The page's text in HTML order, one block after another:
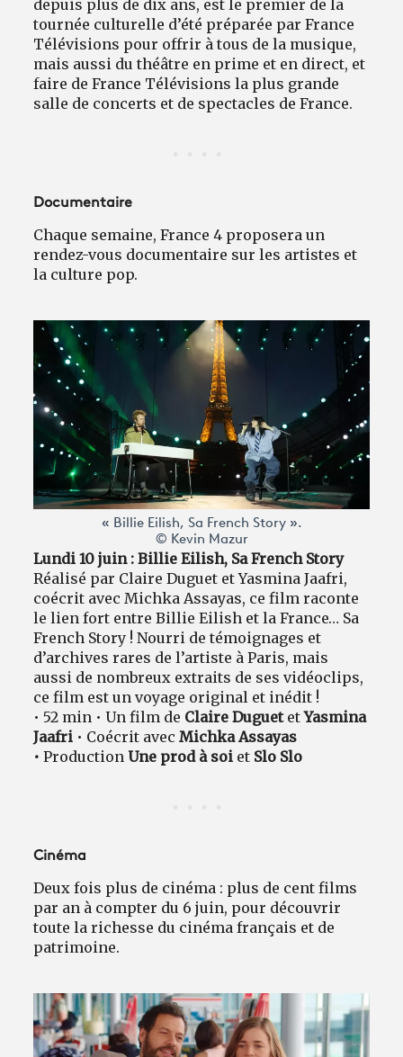
depuis plus de dix ans, est le premier de la
tournée culturelle d’été préparée par France
Télévisions pour offrir à tous de la musique,
mais aussi du théâtre en prime et en direct, et
faire de France Télévisions la plus grande
salle de concerts et de spectacles de France.
Documentaire
Chaque semaine, France 4 proposera un
rendez-vous documentaire sur les artistes et
la culture pop.
« Billie Eilish, Sa French Story ».
© Kevin Mazur
Lundi 10 juin : Billie Eilish, Sa French Story
Réalisé par Claire Duguet et Yasmina Jaafri,
coécrit avec Michka Assayas, ce film raconte
le lien fort entre Billie Eilish et la France… Sa
French Story ! Nourri de témoignages et
d’archives rares de l’artiste à Paris, mais
aussi de nombreux extraits de ses vidéoclips,
ce film est un voyage original et inédit !
• 52 min • Un film de Claire Duguet etYasmina
Jaafri • Coécrit avecMichka Assayas
•Production Une prod à soi et Slo Slo
Cinéma
Deux fois plus de cinéma : plus de cent films
par an à compter du 6 juin, pour découvrir
toute la richesse du cinéma français et de
patrimoine.